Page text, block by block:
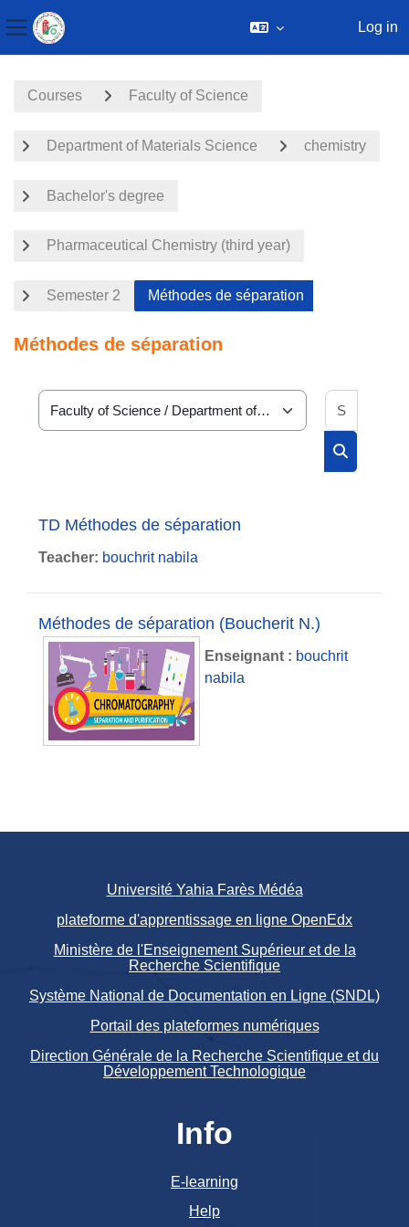
Side panel
Log in
Courses Faculty of Science
Department of Materials Science chemistry
Bachelor's degree
Pharmaceutical Chemistry (third year)
Semester 2 Méthodes de séparation
Méthodes de séparation
Course categories
TD Méthodes de séparation
Teacher: bouchrit nabila
Méthodes de séparation (Boucherit N.)
Enseignant : bouchrit
nabila
Université Yahia Farès Médéa
plateforme d'apprentissage en ligne OpenEdx
Ministère de l'Enseignement Supérieur et de la
Recherche Scientifique
Système National de Documentation en Ligne (SNDL)
Portail des plateformes numériques
Direction Générale de la Recherche Scientifique et du
Développement Technologique
Info
E-learning
Help